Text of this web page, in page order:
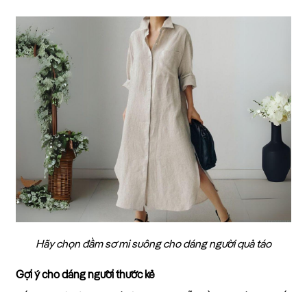
Hãy chọn đầm sơ mi suông cho dáng người quả táo
Gợi ý cho dáng người thước kẻ